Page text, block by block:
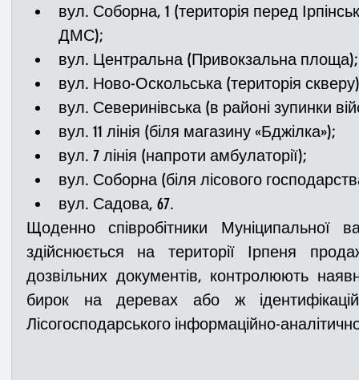
вул. Соборна, 1 (територія перед
ДМС);
вул. Центральна (Привокзальна площа);
вул. Ново-Оскольська (територія
вул. Северинівська (в районі зупинки
вул. 11 лінія (біля магазину «Бджілка»);
вул. 7 лінія (напроти амбулаторії);
вул. Соборна (біля лісового
вул. Садова, 67.
Щоденно співробітники Муніципальної
здійснюється на території Ірпеня
дозвільних документів, контролюють
бирок на деревах або ж
Лісогосподарського інформаційно-